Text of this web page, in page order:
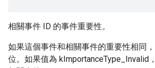
相關事件 ID 的事件重要性。
如果這個事件和相關事件的重要性相同
位。如果值為 kImportanceType_Invalid